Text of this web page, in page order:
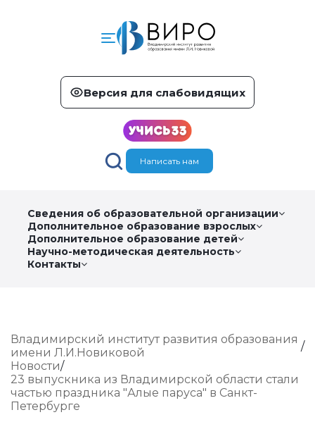
Версия для слабовидящих
Написать нам
Сведения об образовательной организации
Дополнительное образование взрослых
Дополнительное образование детей
Научно-методическая деятельность
Контакты
Владимирский институт развития образования
имени Л.И.Новиковой
Новости
23 выпускника из Владимирской области стали
частью праздника "Алые паруса" в Санкт-
Петербурге